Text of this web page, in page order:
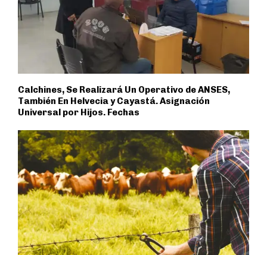
Calchines, Se Realizará Un Operativo de ANSES,
También En Helvecia y Cayastá. Asignación
Universal por Hijos. Fechas